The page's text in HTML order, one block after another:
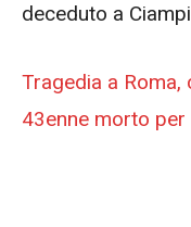
deceduto a
Tragedia a Roma,
43enne morto